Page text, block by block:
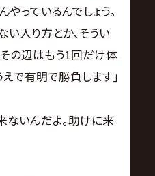
っているんでしょう｡
い入り方とか､そうい
その辺はもう1回だけ体
で有明で勝負します｣
ないんだよ｡助けに来